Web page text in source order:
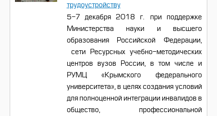
трудоустройству
5-7 декабря 2018 г.
при поддержке
Министерства науки и высшего
образования Российской Федерации,
сети Ресурсных учебно-методических
центров вузов России, в том числе и
РУМЦ «Крымского федерального
университета», в целях создания условий
для полноценной интеграции инвалидов в
общество, профессиональной